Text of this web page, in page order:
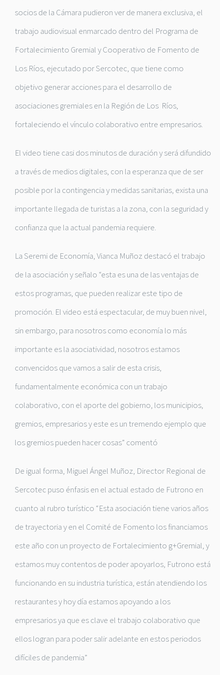
socios de la Cámara pudieron ver de manera exclusiva, el
trabajo audiovisual enmarcado dentro del Programa de
Fortalecimiento Gremial y Cooperativo de Fomento de
Los Ríos, ejecutado por Sercotec, que tiene como
objetivo generar acciones para el desarrollo de
asociaciones gremiales en la Región de Los Ríos,
fortaleciendo el vínculo colaborativo entre empresarios.
El video tiene casi dos minutos de duración y será difundido
a través de medios digitales, con la esperanza que de ser
posible por la contingencia y medidas sanitarias, exista una
importante llegada de turistas a la zona, con la seguridad y
confianza que la actual pandemia requiere.
La Seremi de Economía, Vianca Muñoz destacó el trabajo
de la asociación y señalo “esta es una de las ventajas de
estos programas, que pueden realizar este tipo de
promoción. El video está espectacular, de muy buen nivel,
sin embargo, para nosotros como economía lo más
importante es la asociatividad, nosotros estamos
convencidos que vamos a salir de esta crisis,
fundamentalmente económica con un trabajo
colaborativo, con el aporte del gobierno, los municipios,
gremios, empresarios y este es un tremendo ejemplo que
los gremios pueden hacer cosas” comentó
De igual forma, Miguel Ángel Muñoz, Director Regional de
Sercotec puso énfasis en el actual estado de Futrono en
cuanto al rubro turístico “Esta asociación tiene varios años
de trayectoria y en el Comité de Fomento los financiamos
este año con un proyecto de Fortalecimiento g+Gremial, y
estamos muy contentos de poder apoyarlos, Futrono está
funcionando en su industria turística, están atendiendo los
restaurantes y hoy día estamos apoyando a los
empresarios ya que es clave el trabajo colaborativo que
ellos logran para poder salir adelante en estos periodos
difíciles de pandemia”